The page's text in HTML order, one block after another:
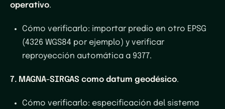
operativo.
Cómo verificarlo: importar predio en otro EPSG
(4326 WGS84 por ejemplo) y verificar
reproyección automática a 9377.
7. MAGNA-SIRGAS como datum geodésico.
Cómo verificarlo: especificación del sistema